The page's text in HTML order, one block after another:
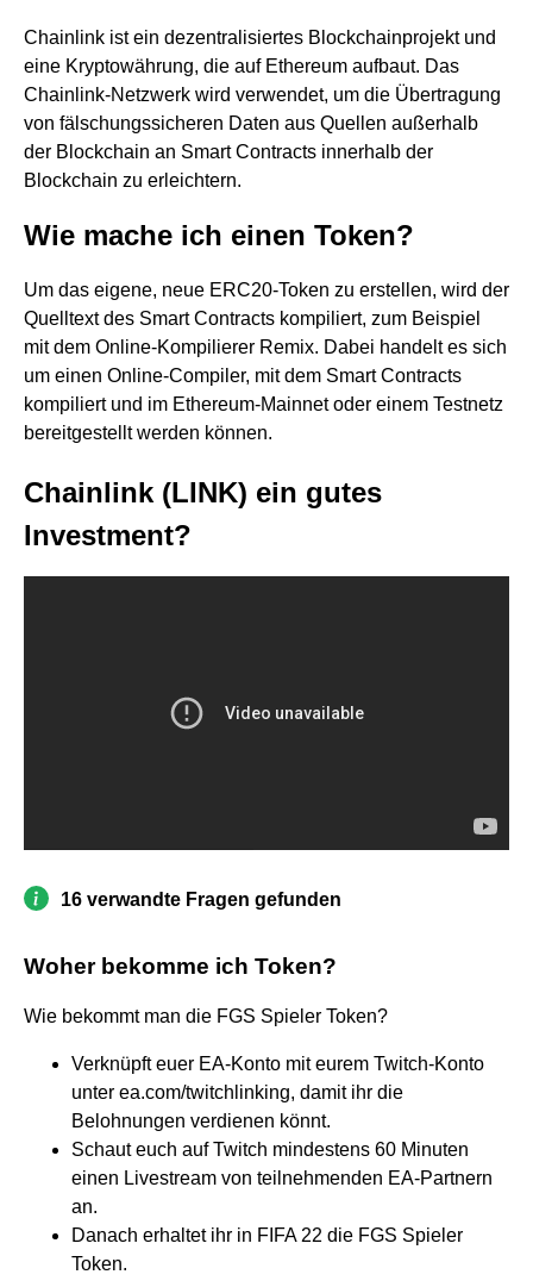
Chainlink ist ein dezentralisiertes Blockchainprojekt und
eine Kryptowährung, die auf Ethereum aufbaut. Das
Chainlink-Netzwerk wird verwendet, um die Übertragung
von fälschungssicheren Daten aus Quellen außerhalb
der Blockchain an Smart Contracts innerhalb der
Blockchain zu erleichtern.
Wie mache ich einen Token?
Um das eigene, neue ERC20-Token zu erstellen, wird der
Quelltext des Smart Contracts kompiliert, zum Beispiel
mit dem Online-Kompilierer Remix. Dabei handelt es sich
um einen Online-Compiler, mit dem Smart Contracts
kompiliert und im Ethereum-Mainnet oder einem Testnetz
bereitgestellt werden können.
Chainlink (LINK) ein gutes
Investment?
16 verwandte Fragen gefunden
Woher bekomme ich Token?
Wie bekommt man die FGS Spieler Token?
Verknüpft euer EA-Konto mit eurem Twitch-Konto
unter ea.com/twitchlinking, damit ihr die
Belohnungen verdienen könnt.
Schaut euch auf Twitch mindestens 60 Minuten
einen Livestream von teilnehmenden EA-Partnern
an.
Danach erhaltet ihr in FIFA 22 die FGS Spieler
Token.